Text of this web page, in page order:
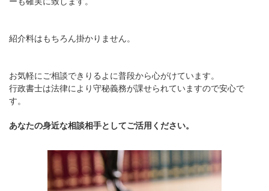
紹介料はもちろん掛かりません。
お気軽にご相談できりるよに普段から心がけています。
行政書士は法律により守秘義務が課せられていますので安心で
す。
あなたの身近な相談相手としてご活用ください。